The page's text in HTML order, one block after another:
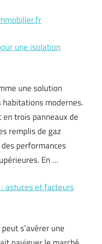
une isolation
une solution
habitations modernes.
trois panneaux de
remplis de gaz
performances
En …
astuces et facteurs
s’avérer une